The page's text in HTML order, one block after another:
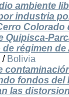
ambiente
industria
Quipisca-
régimen
/ Bolivia
fondos del
las